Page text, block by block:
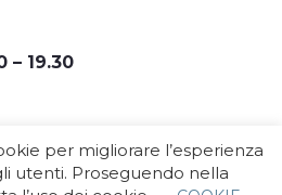
– 19.30
per migliorare l’esperienza
utenti. Proseguendo nella